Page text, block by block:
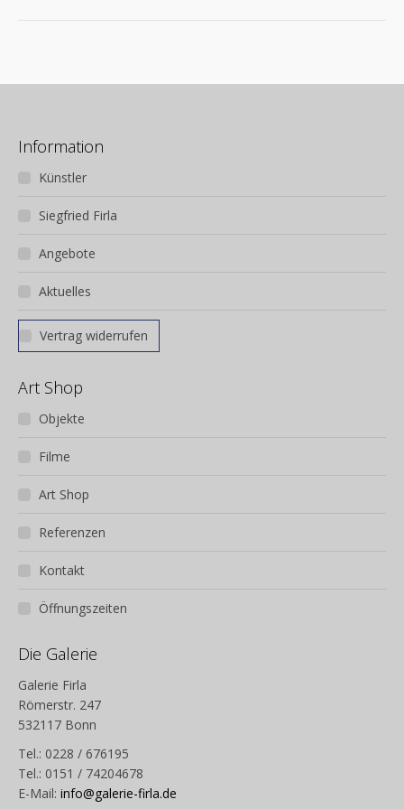
Information
Künstler
Siegfried Firla
Angebote
Aktuelles
Vertrag widerrufen
Art Shop
Objekte
Filme
Art Shop
Referenzen
Kontakt
Öffnungszeiten
Die Galerie
Galerie Firla
Römerstr. 247
532117 Bonn
Tel.: 0228 / 676195
Tel.: 0151 / 74204678
E-Mail: info@galerie-firla.de